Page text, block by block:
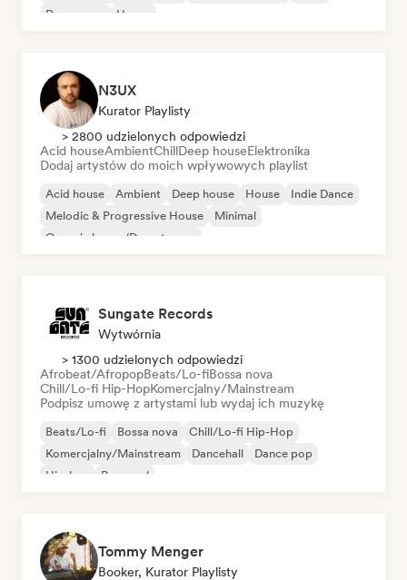
Dream pop
House
N3UX
Kurator Playlisty
> 2800 udzielonych odpowiedzi
Acid houseAmbientChillDeep houseElektronika
Dodaj artystów do moich wpływowych playlist
Acid house Ambient Deep house House
Indie Dance
Melodic & Progressive House
Minimal
Organic house/Downtempo
Sungate Records
Wytwórnia
> 1300 udzielonych odpowiedzi
Afrobeat/AfropopBeats/Lo-fiBossa nova
Chill/Lo-fi Hip-HopKomercjalny/Mainstream
Podpisz umowę z artystami lub wydaj ich muzykę
Beats/Lo-fi Bossa nova
Chill/Lo-fi Hip-Hop
Komercjalny/Mainstream
Dancehall
Dance pop
Hip-hop
Pop-soul
Tommy Menger
Booker, Kurator Playlisty